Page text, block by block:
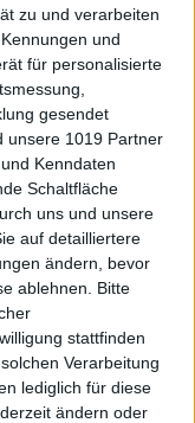
zu und verarbeiten
und
für personalisierte
gesendet
unsere 1019 Partner
Kenndaten
Schaltfläche
uns und unsere
auf detailliertere
ändern, bevor
ablehnen.
Bitte
stattfinden
Verarbeitung
lediglich für diese
ändern oder